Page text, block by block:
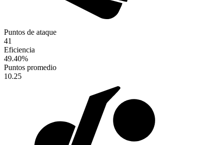
Puntos de ataque
41
Eficiencia
49.40%
Puntos promedio
10.25